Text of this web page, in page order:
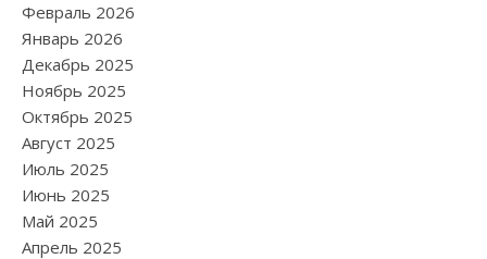
Февраль 2026
Январь 2026
Декабрь 2025
Ноябрь 2025
Октябрь 2025
Август 2025
Июль 2025
Июнь 2025
Май 2025
Апрель 2025